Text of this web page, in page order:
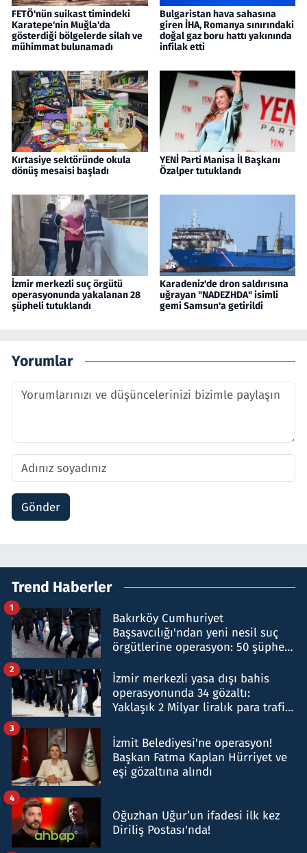
FETÖ'nün suikast timindeki
Karatepe'nin Muğla'da
gösterdiği bölgelerde silah ve
mühimmat bulunamadı
Bulgaristan hava sahasına
giren İHA, Romanya sınırındaki
doğal gaz boru hattı yakınında
infilak etti
Kırtasiye sektöründe okula
dönüş mesaisi başladı
YENİ Parti Manisa İl Başkanı
Özalper tutuklandı
İzmir merkezli suç örgütü
operasyonunda yakalanan 28
şüpheli tutuklandı
Karadeniz'de dron saldırısına
uğrayan "NADEZHDA" isimli
gemi Samsun'a getirildi
Yorumlar
Gönder
Trend Haberler
Bakırköy Cumhuriyet
Başsavcılığı'ndan yeni nesil suç
örgütlerine operasyon: 50 şüpheli
1
İzmir merkezli yasa dışı bahis
operasyonunda 34 gözaltı:
Yaklaşık 2 Milyar liralık para trafiği
2
İzmit Belediyesi'ne operasyon!
Başkan Fatma Kaplan Hürriyet ve
eşi gözaltına alındı
3
Oğuzhan Uğur’un ifadesi ilk kez
Diriliş Postası'nda!
4